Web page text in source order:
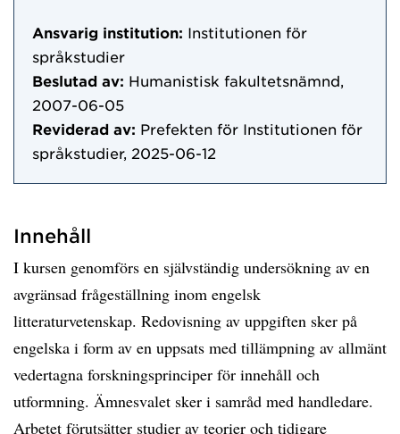
Ansvarig institution: Institutionen för
språkstudier
Beslutad av: Humanistisk fakultetsnämnd,
2007-06-05
Reviderad av: Prefekten för Institutionen för
språkstudier, 2025-06-12
Innehåll
I kursen genomförs en självständig undersökning av en
avgränsad frågeställning inom engelsk
litteraturvetenskap. Redovisning av uppgiften sker på
engelska i form av en uppsats med tillämpning av allmänt
vedertagna forskningsprinciper för innehåll och
utformning. Ämnesvalet sker i samråd med handledare.
Arbetet förutsätter studier av teorier och tidigare